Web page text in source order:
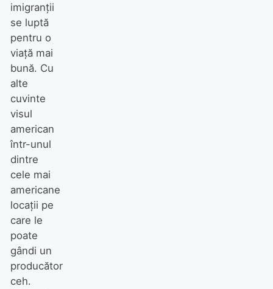
imigranţii
se luptă
pentru o
viaţă mai
bună. Cu
alte
cuvinte
visul
american
într-unul
dintre
cele mai
americane
locaţii pe
care le
poate
gândi un
producător
ceh.